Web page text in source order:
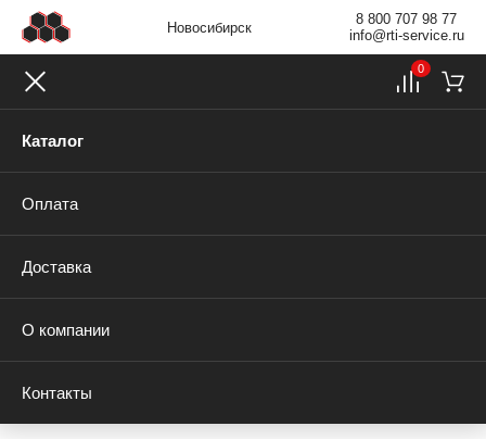
Новосибирск
8 800 707 98 77
info@rti-service.ru
Каталог
Оплата
Доставка
О компании
Контакты
0